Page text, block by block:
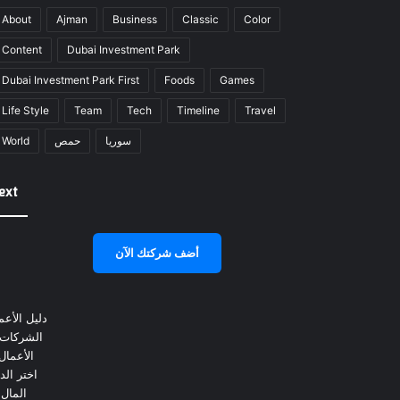
About Ajman Business Classic Color
Content Dubai Investment Park
Dubai Investment Park First Foods Games
Life Style Team Tech Timeline Travel
World حمص سوريا
أضف شركتك الآن
دليل
اختر